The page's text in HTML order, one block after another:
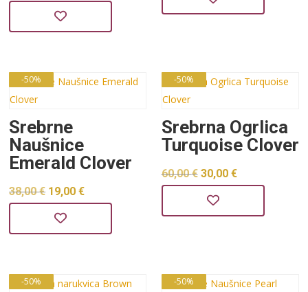
cijena
bila
48,00 €.
je:
bila
je:
-50%
Srebrne
Naušnice
Emerald Clover
38,00€ Izvorna
cijena
bila
38,00 €.
19,00€
je:
-50%
Srebrna Ogrlica
Turquoise Clover
60,00€ Izvorna
cijena
bila
30,00 €
je:
-50% -50%